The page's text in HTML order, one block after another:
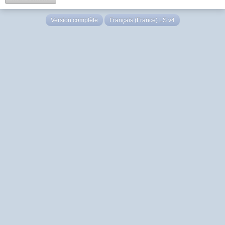
Version complète Français (France) LS v4